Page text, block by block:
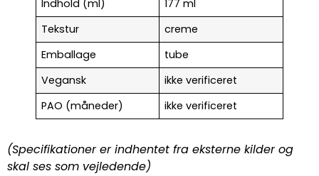
Indhold (ml)
177 ml
Tekstur
creme
Emballage
tube
Vegansk
ikke verificeret
PAO (måneder)
ikke verificeret
(Specifikationer er indhentet fra eksterne kilder og
skal ses som vejledende)